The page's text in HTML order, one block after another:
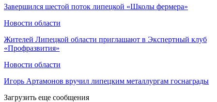
Завершился шестой поток липецкой «Школы фермера»
Новости области
Жителей Липецкой области приглашают в Экспертный клуб
«Профразвития»
Новости области
Игорь Артамонов вручил липецким металлургам госнаграды
Загрузить еще сообщения